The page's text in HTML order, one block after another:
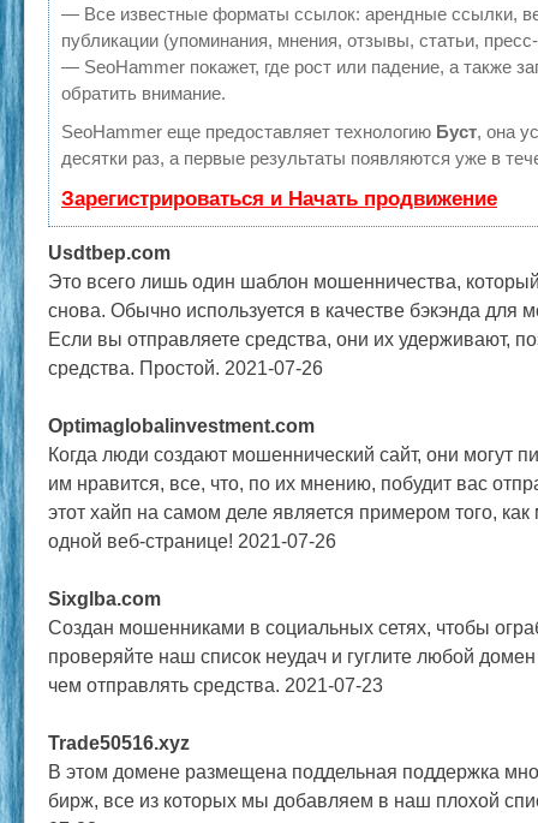
— Все известные форматы ссылок: арендные ссылки,
публикации (упоминания, мнения, отзывы, статьи,
— SeoHammer покажет, где рост или падение, а также
обратить внимание.
SeoHammer еще предоставляет технологию Буст, она
десятки раз, а первые результаты появляются уже в
Зарегистрироваться и Начать продвижение
Usdtbep.com
Это всего лишь один шаблон мошенничества,
снова. Обычно используется в качестве бэкэнда для
Если вы отправляете средства, они их удерживают,
средства. Простой. 2021-07-26
Optimaglobalinvestment.com
Когда люди создают мошеннический сайт, они могут
им нравится, все, что, по их мнению, побудит вас
этот хайп на самом деле является примером того,
одной веб-странице! 2021-07-26
Sixglba.com
Создан мошенниками в социальных сетях, чтобы
проверяйте наш список неудач и гуглите любой
чем отправлять средства. 2021-07-23
Trade50516.xyz
В этом домене размещена поддельная поддержка
бирж, все из которых мы добавляем в наш плохой